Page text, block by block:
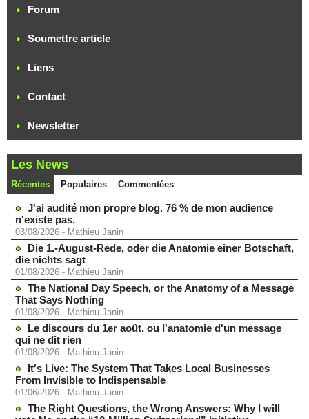
Forum
Soumettre article
Liens
Contact
Newsletter
Les News
Récentes Populaires Commentées
J'ai audité mon propre blog. 76 % de mon audience
n'existe pas.
03/08/2026 - Mathieu Janin
Die 1.-August-Rede, oder die Anatomie einer Botschaft,
die nichts sagt
01/08/2026 - Mathieu Janin
The National Day Speech, or the Anatomy of a Message
That Says Nothing
01/08/2026 - Mathieu Janin
Le discours du 1er août, ou l'anatomie d'un message
qui ne dit rien
01/08/2026 - Mathieu Janin
It's Live: The System That Takes Local Businesses
From Invisible to Indispensable
01/06/2026 - Mathieu Janin
The Right Questions, the Wrong Answers: Why I will